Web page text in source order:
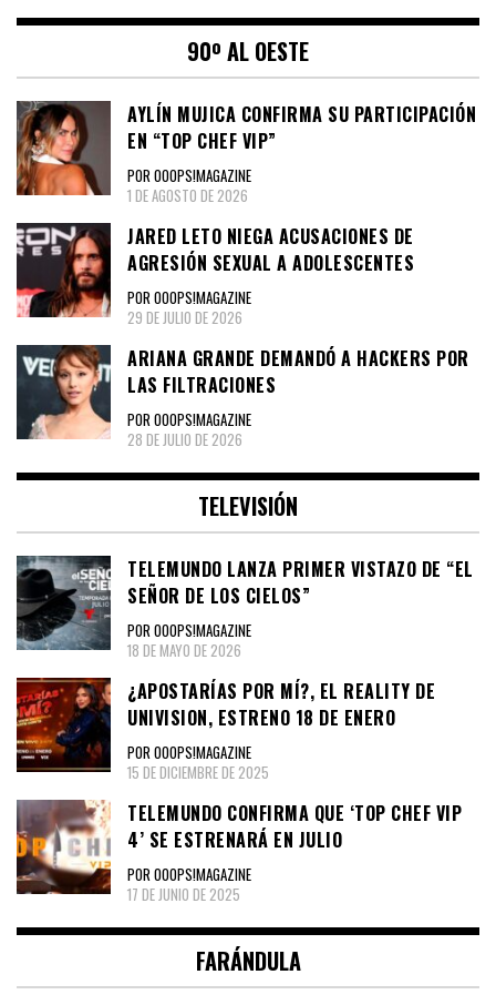
90º AL OESTE
AYLÍN MUJICA CONFIRMA SU PARTICIPACIÓN
EN “TOP CHEF VIP”
POR OOOPS!MAGAZINE
1 DE AGOSTO DE 2026
JARED LETO NIEGA ACUSACIONES DE
AGRESIÓN SEXUAL A ADOLESCENTES
POR OOOPS!MAGAZINE
29 DE JULIO DE 2026
ARIANA GRANDE DEMANDÓ A HACKERS POR
LAS FILTRACIONES
POR OOOPS!MAGAZINE
28 DE JULIO DE 2026
TELEVISIÓN
TELEMUNDO LANZA PRIMER VISTAZO DE “EL
SEÑOR DE LOS CIELOS”
POR OOOPS!MAGAZINE
18 DE MAYO DE 2026
¿APOSTARÍAS POR MÍ?, EL REALITY DE
UNIVISION, ESTRENO 18 DE ENERO
POR OOOPS!MAGAZINE
15 DE DICIEMBRE DE 2025
TELEMUNDO CONFIRMA QUE ‘TOP CHEF VIP
4’ SE ESTRENARÁ EN JULIO
POR OOOPS!MAGAZINE
17 DE JUNIO DE 2025
FARÁNDULA